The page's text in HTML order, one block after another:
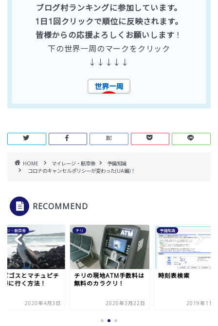
ブログ村ランキングに参加しています。
1日1回クリックで順位に反映されます。
皆様からの応援よろしくお願いします ！
下の世界一周のマークをクリック
↓↓↓↓↓
HOME マイレージ・航空券
予備知識
コロナのキャンセルポリシーが変わった(UA編)！
RECOMMEND
ージ・航空券
パゴスとマチュピチ
得に行く方法！
2020年4月3日
チリ
チリの現地ATM手数料は
無料のカラクリ！
2020年3月22日
予備知識
時刻表検索
2019年11